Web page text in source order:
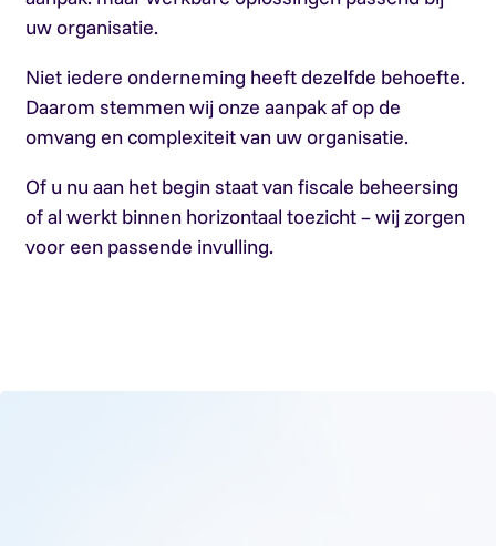
uw organisatie.
Niet iedere onderneming heeft dezelfde behoefte.
Daarom stemmen wij onze aanpak af op de
omvang en complexiteit van uw organisatie.
Of u nu aan het begin staat van fiscale beheersing
of al werkt binnen horizontaal toezicht – wij zorgen
voor een passende invulling.